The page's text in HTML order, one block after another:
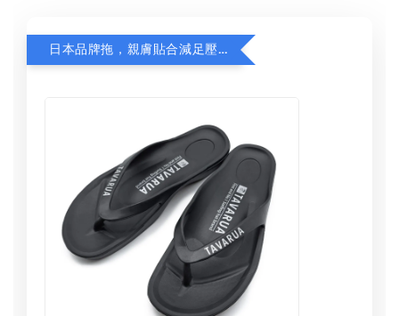
日本品牌拖，親膚貼合減足壓，超值加購75折！